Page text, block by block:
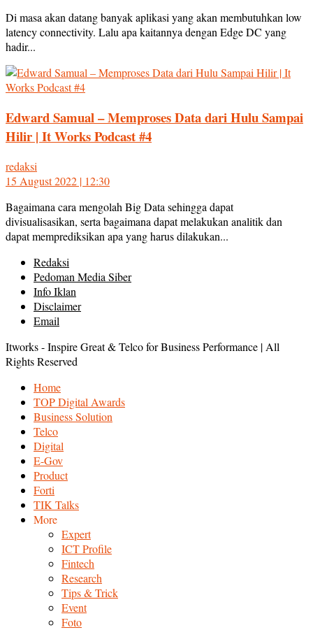
Di masa akan datang banyak aplikasi yang akan membutuhkan low
latency connectivity. Lalu apa kaitannya dengan Edge DC yang
hadir...
Edward Samual – Memproses Data dari Hulu Sampai
Hilir | It Works Podcast #4
redaksi
15 August 2022 | 12:30
Bagaimana cara mengolah Big Data sehingga dapat
divisualisasikan, serta bagaimana dapat melakukan analitik dan
dapat memprediksikan apa yang harus dilakukan...
Redaksi
Pedoman Media Siber
Info Iklan
Disclaimer
Email
Itworks - Inspire Great & Telco for Business Performance | All
Rights Reserved
Home
TOP Digital Awards
Business Solution
Telco
Digital
E-Gov
Product
Forti
TIK Talks
More
Expert
ICT Profile
Fintech
Research
Tips & Trick
Event
Foto